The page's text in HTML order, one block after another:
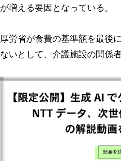
が増える要因となっている。
厚労省が食費の基準額を最後
ないとして、介護施設の関係